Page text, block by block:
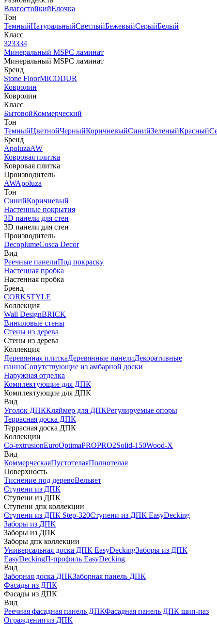
ВлагостойкийЕлочка
Тон
ТемныйНатуральныйСветлыйБежевыйСерыйБелый
Класс
323334
Минеральный MSPC ламинат
Минеральный MSPC ламинат
Бренд
Stone FloorMICODUR
Ковролин
Ковролин
Класс
БытовойКоммерческий
Тон
ТемныйЦветнойЧерныйКоричневыйСинийЗеленыйКрасный
Бренд
ApoluzaAW
Ковровая плитка
Ковровая плитка
Производитель
AWApoluza
Тон
СинийКоричневый
Настенные покрытия
3D панели для стен
3D панели для стен
Производитель
DecoplumeCosca Decor
Вид
Реечные панелиПод покраску
Настенная пробка
Настенная пробка
Бренд
CORKSTYLE
Коллекция
Wall DesignBRICK
Виниловые стены
Стены из дерева
Стены из дерева
Коллекция
Деревянная плиткаДеревянные панелиДекоративные
панноСопутствующие из амбарной доски
Наружная отделка
Комплектующие для ДПК
Комплектующие для ДПК
Вид
Уголок ДПККляймер для ДПКРегулируемые опоры
Террасная доска ДПК
Террасная доска ДПК
Коллекции
Co-extrusionEuroOptimaPROPRO2Solid-150Wood-X
Вид
КоммерческаяПустотелаяПолнотелая
Поверхность
Тиснение под деревоВельвет
Ступени из ДПК
Ступени из ДПК
Ступени дпк коллекции
Ступени из ДПК Step-320Ступени из ДПК EasyDecking
Заборы из ДПК
Заборы из ДПК
Заборы дпк коллекции
Универсальная доска ДПК EasyDeckingЗаборы из ДПК
EasyDeckingП-профиль EasyDecking
Вид
Заборная доска ДПКЗаборная панель ДПК
Фасады из ДПК
Фасады из ДПК
Вид
Реечная фасадная панель ДПКФасадная панель ДПК шип-паз
Ограждения из ДПК